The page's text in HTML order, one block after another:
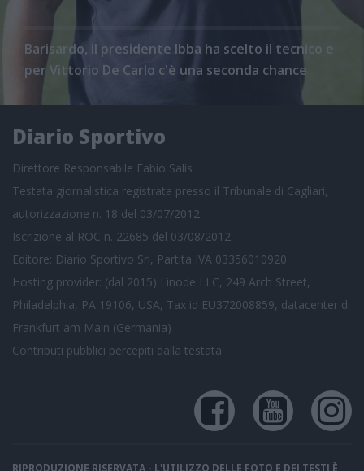
Barisardo, il presidente Ibba ha scelto il tecnico e
per Vittorio De Carlo c'è una seconda chance
Diario Sportivo
Direttore Responsabile Fabio Salis
Testata giornalistica registrata presso il Tribunale di Cagliari,
autorizzazione n. 18 del 03/07/2012
Iscrizione al ROC n. 22685 del 03/08/2012
Editore: Diario Sportivo Srl, Partita IVA 03356010920
Hosting provider: (dal 2015) Linode LLC, 249 Arch Street,
Philadelphia, PA 19106, USA, Tax id EU372008859, datacenter di
Frankfurt am Main (Germania)
Contributi pubblici percepiti dalla testata
RIPRODUZIONE RISERVATA - L'UTILIZZO DELLE FOTO E DEI TESTI È